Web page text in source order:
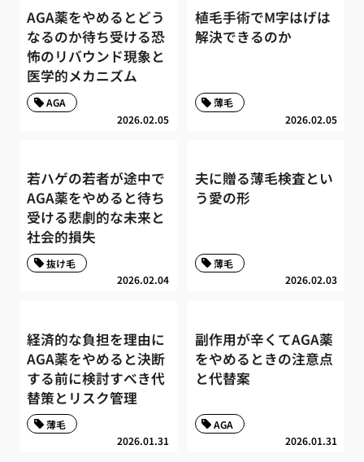
AGA薬をやめるとどう
なるのか待ち受ける恐
怖のリバウンド現象と
医学的メカニズム
2026.02.05
AGA
植毛手術でM字はげは
解決できるのか
2026.02.05
薄毛
若ハゲの若者が途中で
AGA薬をやめると待ち
受ける悲劇的な未来と
社会的損失
2026.02.04
抜け毛
夫に贈る薄毛検査とい
う愛の形
2026.02.03
薄毛
経済的な負担を理由に
AGA薬をやめると決断
する前に検討すべき代
替策とリスク管理
2026.01.31
薄毛
副作用が辛くてAGA薬
をやめるときの注意点
と代替案
2026.01.31
AGA